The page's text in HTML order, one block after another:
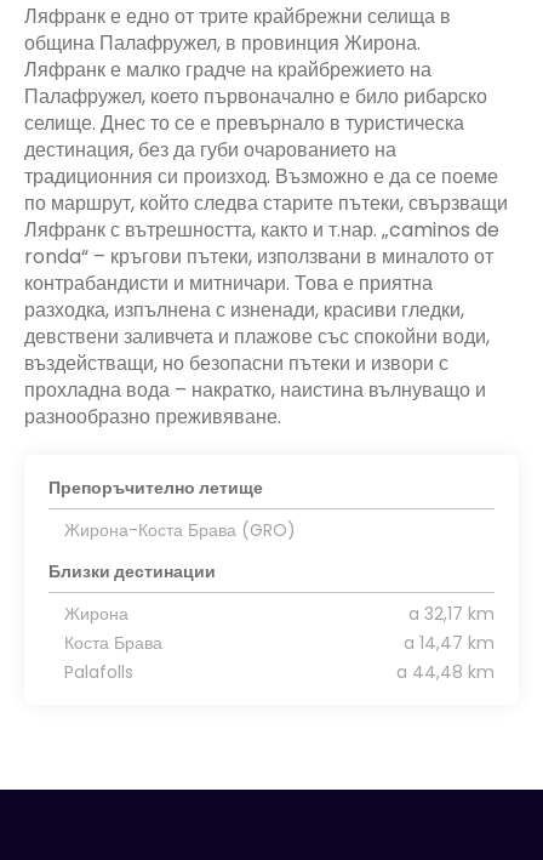
Ляфранк е едно от трите крайбрежни селища в
община Палафружел, в провинция Жирона.
Ляфранк е малко градче на крайбрежието на
Палафружел, което първоначално е било рибарско
селище. Днес то се е превърнало в туристическа
дестинация, без да губи очарованието на
традиционния си произход. Възможно е да се поеме
по маршрут, който следва старите пътеки, свързващи
Ляфранк с вътрешността, както и т.нар. „caminos de
ronda“ – кръгови пътеки, използвани в миналото от
контрабандисти и митничари. Това е приятна
разходка, изпълнена с изненади, красиви гледки,
девствени заливчета и плажове със спокойни води,
въздействащи, но безопасни пътеки и извори с
прохладна вода – накратко, наистина вълнуващо и
разнообразно преживяване.
Препоръчително летище
Жирона-Коста Брава (GRO)
Близки дестинации
Жирона
a 32,17 km
Коста Брава
a 14,47 km
Palafolls
a 44,48 km